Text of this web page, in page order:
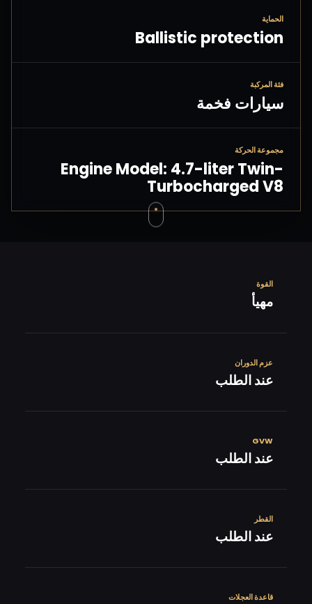
الحماية
Ballistic protection
فئة المركبة
سيارات فخمة
مجموعة الحركة
Engine Model: 4.7-liter Twin-
Turbocharged V8
القوة
مهيأ
عزم الدوران
عند الطلب
GVW
عند الطلب
القطر
عند الطلب
قاعدة العجلات